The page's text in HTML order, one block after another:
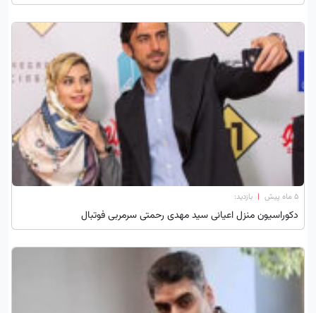
۵ ماه پیش | بازدید:
دکوراسیون منزل اعیانی سید مهدی رحمتی سرمربی فوتبال